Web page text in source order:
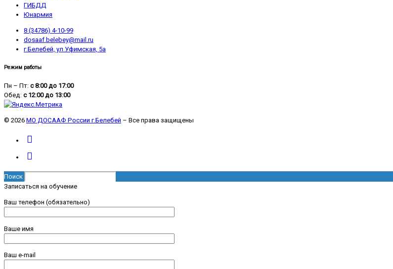
ГИБДД
Юнармия
8 (34786) 4-10-99
dosaaf.belebey@mail.ru
г.Белебей, ул.Уфимская, 5а
Режим работы
Пн – Пт: с 8:00 до 17:00
Обед: с 12:00 до 13:00
© 2026 МО ДОСААФ России г.Белебей – Все права защищены
Поиск
Записаться на обучение
Ваш телефон (обязательно)
Ваше имя
Ваш e-mail